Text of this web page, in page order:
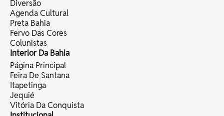
Diversão
Agenda Cultural
Preta Bahia
Fervo Das Cores
Colunistas
Interior Da Bahia
Página Principal
Feira De Santana
Itapetinga
Jequié
Vitória Da Conquista